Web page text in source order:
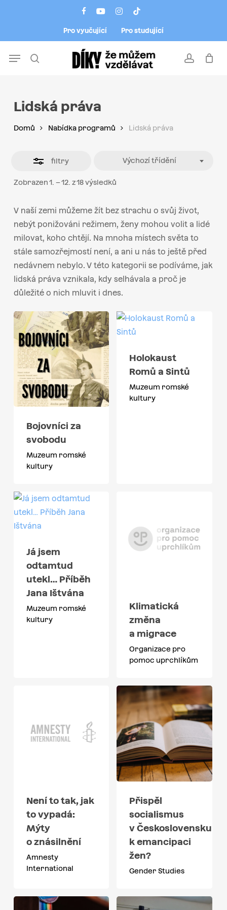
facebookyoutubeinstagram
tiktok
Pro vyučující Pro studující
account
Menu
Lidská práva
Domů Nabídka programů Lidská práva
filtry
Zobrazen 1. – 12. z 18 výsledků
Výchozí třídění
V naší zemi můžeme žít bez strachu o svůj život,
nebýt ponižováni režimem, ženy mohou volit a lidé
milovat, koho chtějí. Na mnoha místech světa to
stále samozřejmostí není, a ani u nás to ještě před
nedávnem nebylo. V této kategorii se podíváme, jak
lidská práva vznikala, kdy selhávala a proč je
důležité o nich mluvit i dnes.
Bojovníci za
svobodu
Muzeum romské
kultury
Holokaust
Romů a Sintů
Muzeum romské
kultury
Já jsem
odtamtud
utekl… Příběh
Jana Ištvána
Muzeum romské
kultury
Klimatická
změna
a migrace
Organizace pro
pomoc uprchlíkům
Není to tak, jak
to vypadá:
Mýty
o znásilnění
Amnesty
International
Přispěl
socialismus
v Československu
k emancipaci
žen?
Gender Studies